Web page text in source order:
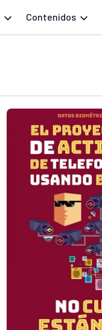
Contenidos